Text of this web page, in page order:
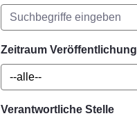
Zeitraum Veröffentlichung
Verantwortliche Stelle